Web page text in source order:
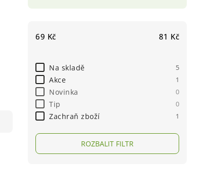
69 Kč 81 Kč
Na skladě 5
Akce 1
Novinka 0
Tip 0
Zachraň zboží 1
ROZBALIT FILTR